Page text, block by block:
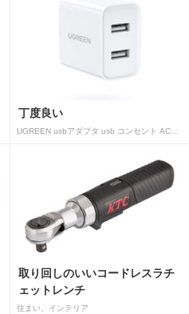
丁度良い
取り回しのいいコードレスラチ
ェットレンチ
住まい、インテリア